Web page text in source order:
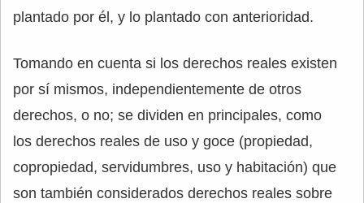
plantado por él, y lo plantado con anterioridad.
Tomando en cuenta si los derechos reales existen
por sí mismos, independientemente de otros
derechos, o no; se dividen en principales, como
los derechos reales de uso y goce (propiedad,
copropiedad, servidumbres, uso y habitación) que
son también considerados derechos reales sobre